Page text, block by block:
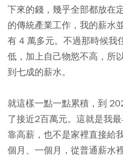
下來的錢，幾乎全部都放在
的傳統產業工作，我的薪水
有 4 萬多元。不過那時候我
低，加上自己物慾不高，所
到七成的薪水。
就這樣一點一點累積，到
了接近2百萬元。這就是我
靠高薪，也不是家裡直接給
個月、一個月，從普通薪水